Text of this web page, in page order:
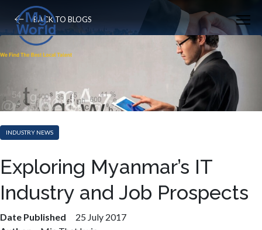
BACK TO BLOGS
INDUSTRY NEWS
Exploring Myanmar’s IT
Industry and Job Prospects
Date Published
25 July 2017